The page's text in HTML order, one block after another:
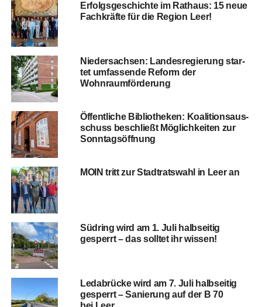
Erfolgs­ge­schich­te im Rat­haus: 15 neue
Fach­kräf­te für die Regi­on Leer!
Nie­der­sach­sen: Lan­des­re­gie­rung star­
tet umfas­sen­de Reform der
Wohnraumförderung
Öffent­li­che Biblio­the­ken: Koali­ti­ons­aus­
schuss beschließt Mög­lich­kei­ten zur
Sonntagsöffnung
MOIN tritt zur Stadt­rats­wahl in Leer an
Süd­ring wird am 1. Juli halb­sei­tig
gesperrt – das soll­tet ihr wissen!
Leda­brü­cke wird am 7. Juli halb­sei­tig
gesperrt – Sanie­rung auf der B 70